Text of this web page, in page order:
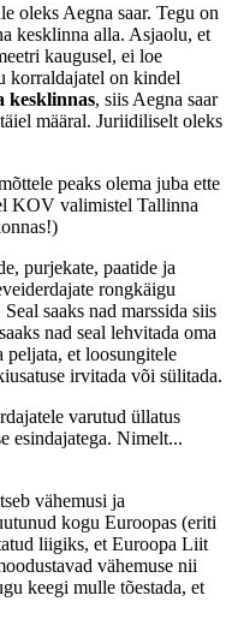
oleks Aegna saar. Tegu on
kesklinna alla. Asjaolu, et
kaugusel, ei loe
korraldajatel on kindel
kesklinnas, siis Aegna saar
määral. Juriidiliselt oleks
peaks olema juba ette
KOV valimistel Tallinna
purjekate, paatide ja
rongkäigu
saaks nad marssida siis
nad seal lehvitada oma
peljata, et loosungitele
irvitada või sülitada.
varutud üllatus
esindajatega. Nimelt...
vähemusi ja
kogu Euroopas (eriti
liigiks, et Euroopa Liit
vähemuse nii
keegi mulle tõestada, et